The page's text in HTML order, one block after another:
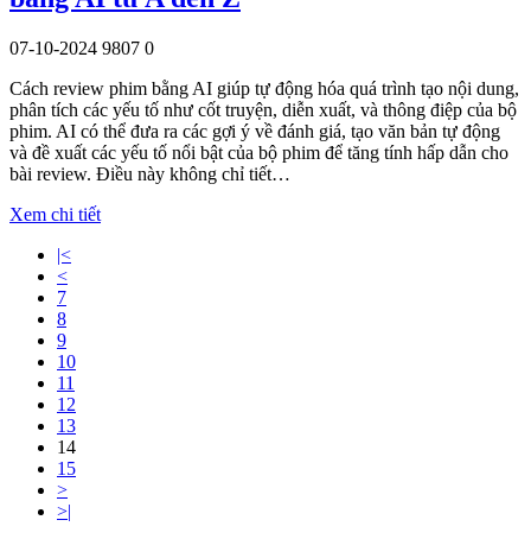
07-10-2024 9807 0
Cách review phim bằng AI giúp tự động hóa quá trình tạo nội dung,
phân tích các yếu tố như cốt truyện, diễn xuất, và thông điệp của bộ
phim. AI có thể đưa ra các gợi ý về đánh giá, tạo văn bản tự động
và đề xuất các yếu tố nổi bật của bộ phim để tăng tính hấp dẫn cho
bài review. Điều này không chỉ tiết…
Xem chi tiết
|<
<
7
8
9
10
11
12
13
14
15
>
>|